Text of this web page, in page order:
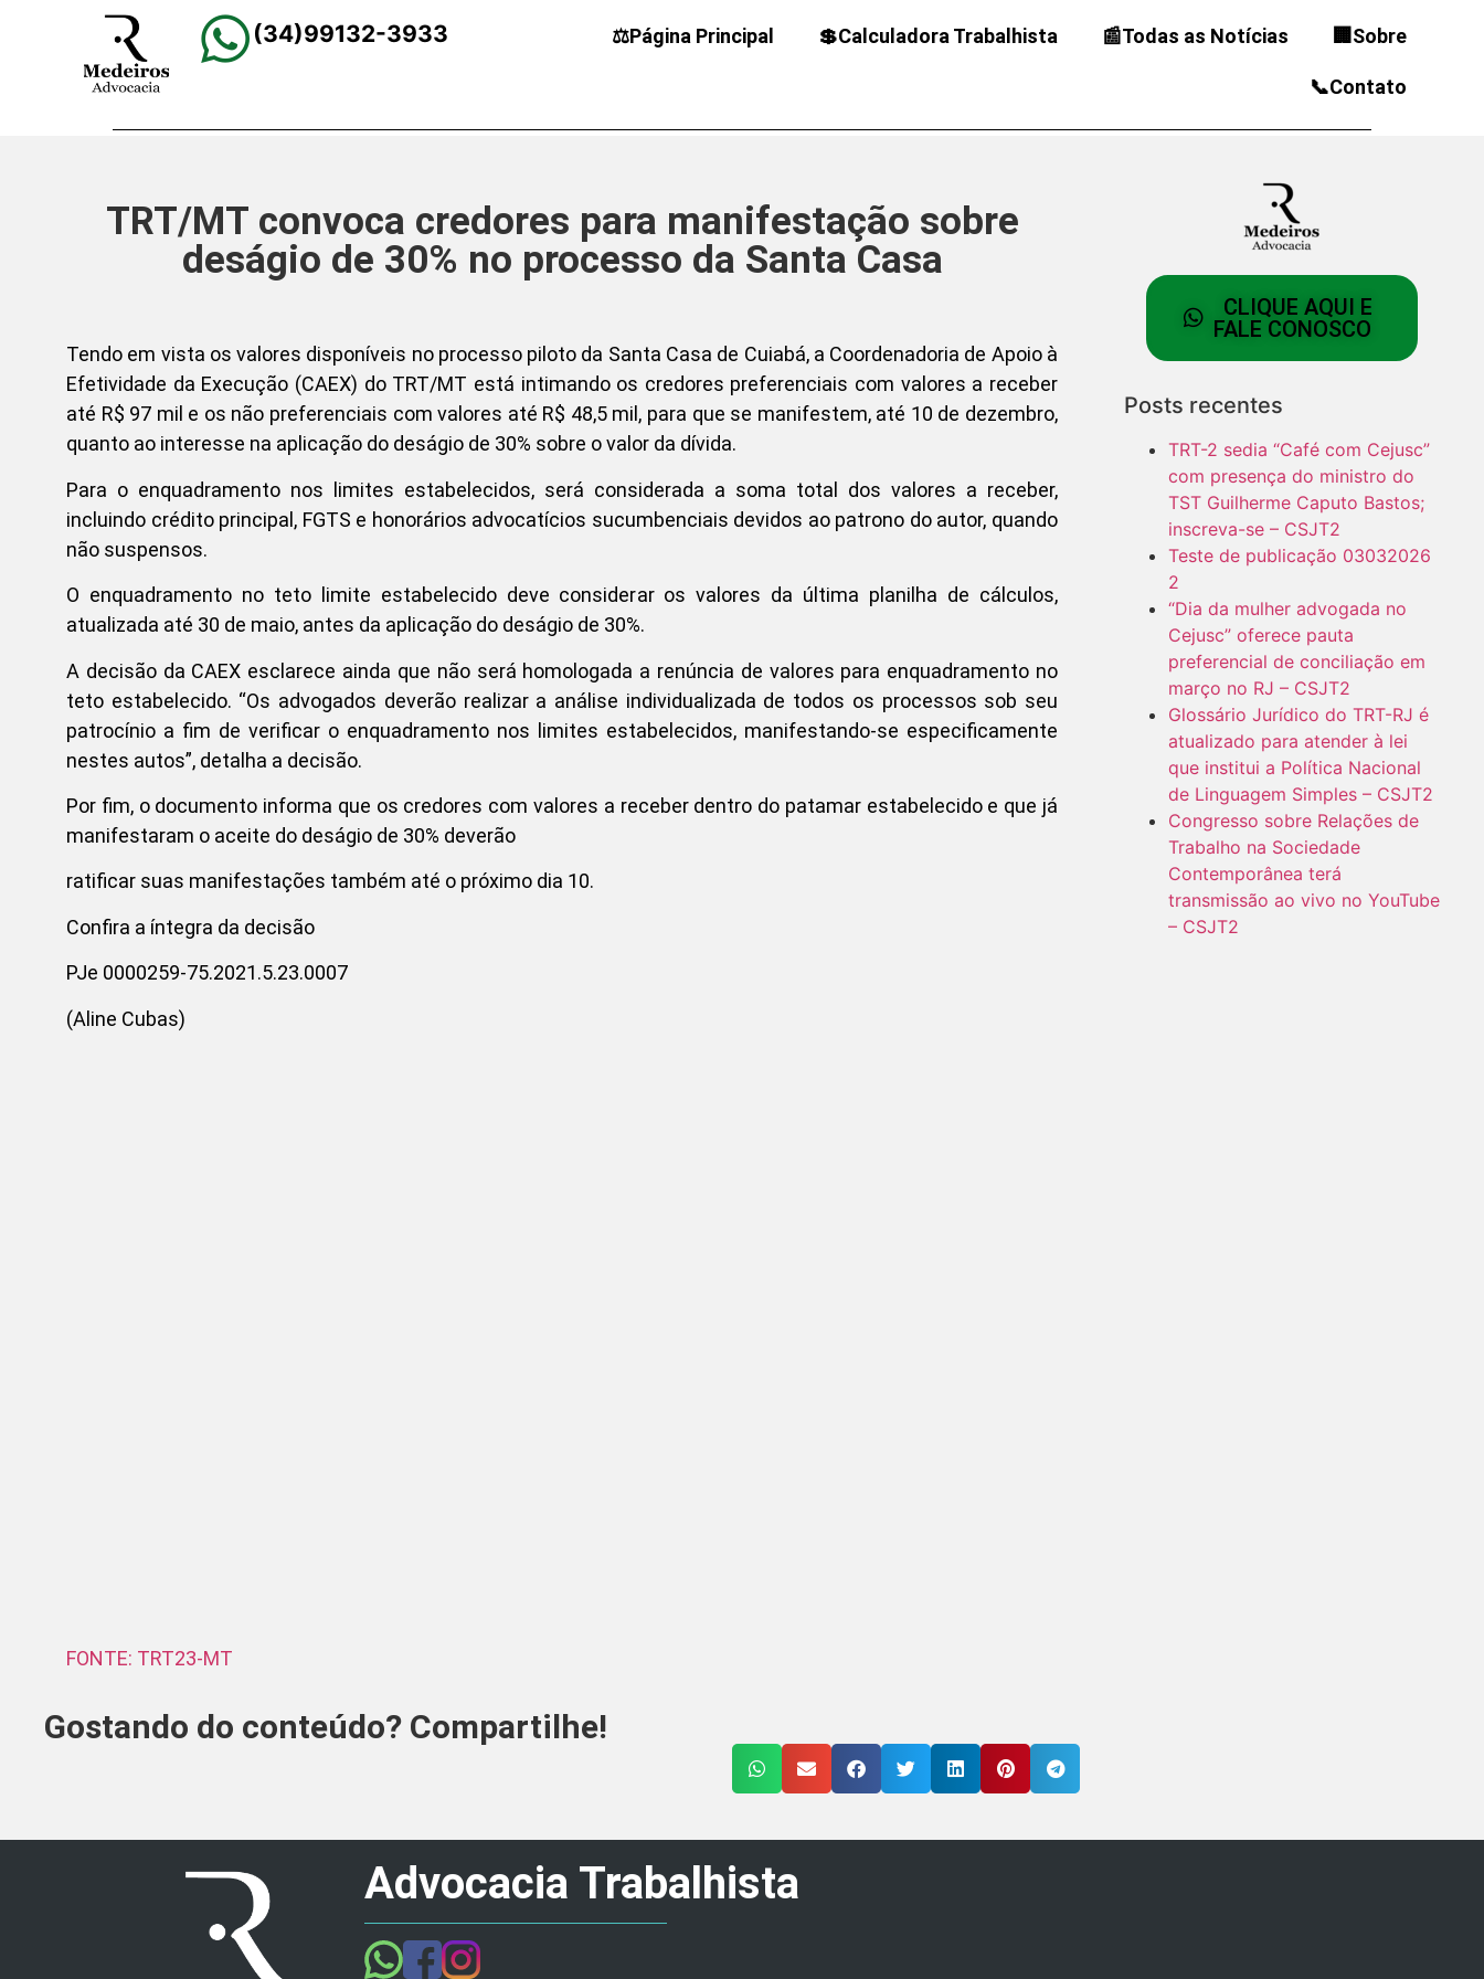
(34)99132-3933 ⚖️Página Principal 💲Calculadora Trabalhista 📰Todas as Notícias 🏢Sobre
📞Contato
TRT/MT convoca credores para manifestação sobre
deságio de 30% no processo da Santa Casa
Tendo em vista os valores disponíveis no processo piloto da Santa Casa de Cuiabá, a Coordenadoria de Apoio à
Efetividade da Execução (CAEX) do TRT/MT está intimando os credores preferenciais com valores a receber
até R$ 97 mil e os não preferenciais com valores até R$ 48,5 mil, para que se manifestem, até 10 de dezembro,
quanto ao interesse na aplicação do deságio de 30% sobre o valor da dívida.
Para o enquadramento nos limites estabelecidos, será considerada a soma total dos valores a receber,
incluindo crédito principal, FGTS e honorários advocatícios sucumbenciais devidos ao patrono do autor, quando
não suspensos.
O enquadramento no teto limite estabelecido deve considerar os valores da última planilha de cálculos,
atualizada até 30 de maio, antes da aplicação do deságio de 30%.
A decisão da CAEX esclarece ainda que não será homologada a renúncia de valores para enquadramento no
teto estabelecido. “Os advogados deverão realizar a análise individualizada de todos os processos sob seu
patrocínio a fim de verificar o enquadramento nos limites estabelecidos, manifestando-se especificamente
nestes autos”, detalha a decisão.
Por fim, o documento informa que os credores com valores a receber dentro do patamar estabelecido e que já
manifestaram o aceite do deságio de 30% deverão
ratificar suas manifestações também até o próximo dia 10.
Confira a íntegra da decisão
PJe 0000259-75.2021.5.23.0007
(Aline Cubas)
FONTE: TRT23-MT
Gostando do conteúdo? Compartilhe!
CLIQUE AQUI E
FALE CONOSCO
Posts recentes
TRT-2 sedia “Café com Cejusc”
com presença do ministro do
TST Guilherme Caputo Bastos;
inscreva-se – CSJT2
Teste de publicação 03032026
2
“Dia da mulher advogada no
Cejusc” oferece pauta
preferencial de conciliação em
março no RJ – CSJT2
Glossário Jurídico do TRT-RJ é
atualizado para atender à lei
que institui a Política Nacional
de Linguagem Simples – CSJT2
Congresso sobre Relações de
Trabalho na Sociedade
Contemporânea terá
transmissão ao vivo no YouTube
– CSJT2
Advocacia Trabalhista